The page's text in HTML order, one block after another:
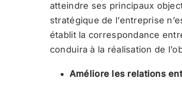
atteindre ses principaux
stratégique de l’entreprise
établit la correspondance
conduira à la réalisation de
Améliore les relations